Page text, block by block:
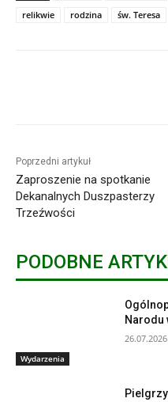
relikwie
rodzina św. Teresa
Poprzedni artykuł
Zaproszenie na spotkanie
Dekanalnych Duszpasterzy
Trzeźwości
PODOBNE
Wydarzenia
Narodu
26.07.2026